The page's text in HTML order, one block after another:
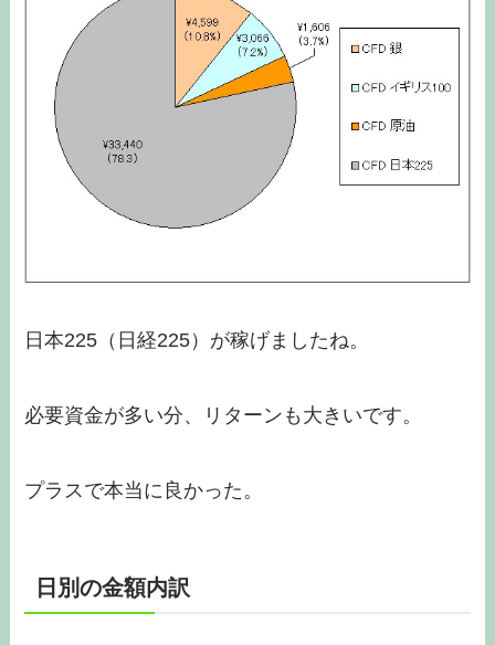
日本225（日経225）が稼げましたね。
必要資金が多い分、リターンも大きいです。
プラスで本当に良かった。
日別の金額内訳